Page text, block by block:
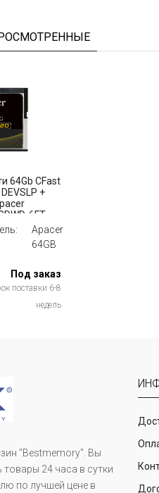
64Gb CFast
+
6FT
Apacer
64GB
Под заказ
поставки 6-8
недель
"Bestmemory". Вы
товары 24 часа в сутки
по лучшей цене в